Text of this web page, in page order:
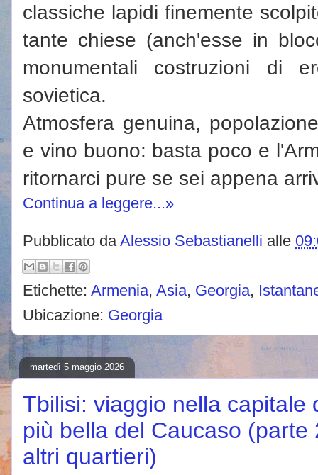
classiche lapidi finemente
tante chiese (anch'esse in
monumentali costruzioni di
sovietica.
Atmosfera genuina,
e vino buono: basta poco e
ritornarci pure se sei appena
Continua a leggere...»
Pubblicato da Alessio Sebastianelli alle
Etichette: Armenia, Asia, Georgia,
Ubicazione: Georgia
martedì 5 maggio 2026
Tbilisi: viaggio nella capitale
più bella del Caucaso
altri quartieri)